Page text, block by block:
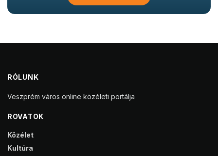
RÓLUNK
Veszprém város online közéleti portálja
ROVATOK
Közélet
Kultúra